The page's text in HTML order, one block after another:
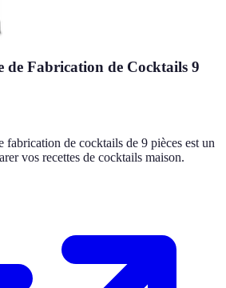
de Fabrication de Cocktails 9
fabrication de cocktails de 9 pièces est un
vos recettes de cocktails maison.